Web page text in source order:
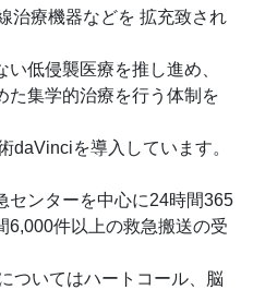
治療機器などを 拡充致され
低侵襲医療を推し進め、
た集学的治療を行う体制を
daVinciを導入しています。
センターを中心に24時間365
6,000件以上の救急搬送の受
ついてはハートコール、脳